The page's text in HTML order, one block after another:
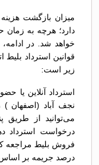
میزان بازگشت
دارد؛ هرچه به زمان
خواهد شد. در
زیر است:
استرداد آنلاین یا
نجف آباد
می‌توانید از طریق
درخواست استرداد
فروش بلیط مراجعه
درصد جریمه بر